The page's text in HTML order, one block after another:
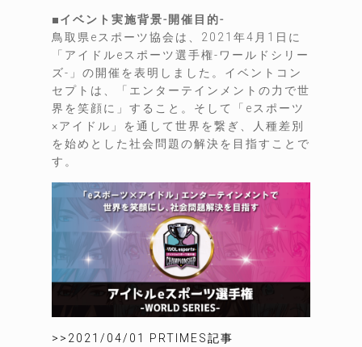
■イベント実施背景-開催目的-
鳥取県eスポーツ協会は、2021年4月1日に
「アイドルeスポーツ選手権-ワールドシリー
ズ-」の開催を表明しました。イベントコン
セプトは、「エンターテインメントの力で世
界を笑顔に」すること。そして「eスポーツ
×アイドル」を通して世界を繋ぎ、人種差別
を始めとした社会問題の解決を目指すことで
す。
>>2021/04/01 PRTIMES記事